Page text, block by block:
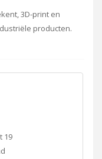
3D-print en
producten.
19